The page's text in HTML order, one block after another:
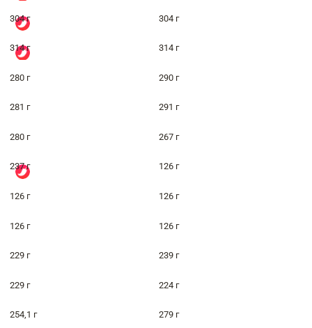
304 г 304 г
314 г 314 г
280 г 290 г
281 г 291 г
280 г 267 г
237 г 126 г
126 г 126 г
126 г 126 г
229 г 239 г
229 г 224 г
254,1 г 279 г